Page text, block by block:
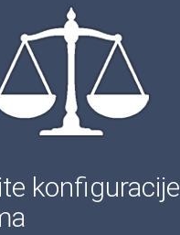
konfiguracije